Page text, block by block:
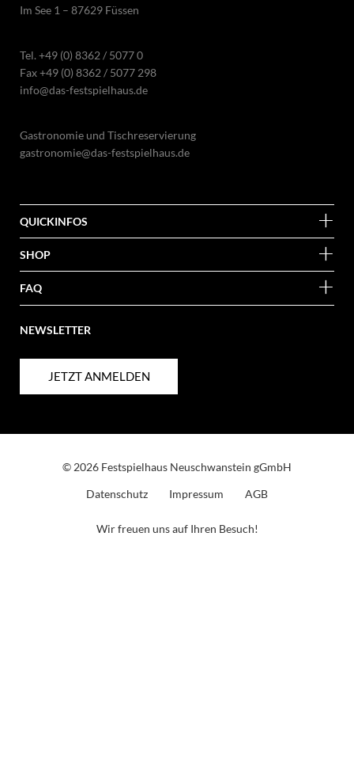
Im See 1 – 87629 Füssen
Tel. +49 (0) 8362 / 5077 0
Fax +49 (0) 8362 / 5077 298
info@das-festspielhaus.de
Gastronomie und Tischreservierung
gastronomie@das-festspielhaus.de
QUICKINFOS
SHOP
FAQ
NEWSLETTER
JETZT ANMELDEN
© 2026 Festspielhaus Neuschwanstein gGmbH
Datenschutz
Impressum AGB
Wir freuen uns auf Ihren Besuch!